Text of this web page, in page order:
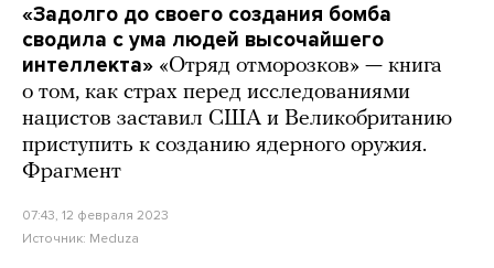
«Задолго до своего создания бомба
сводила с ума людей высочайшего
интеллекта» «Отряд отморозков» — книга
о том, как страх перед исследованиями
нацистов заставил США и Великобританию
приступить к созданию ядерного оружия.
Фрагмент
07:43, 12 февраля 2023
Источник: Meduza